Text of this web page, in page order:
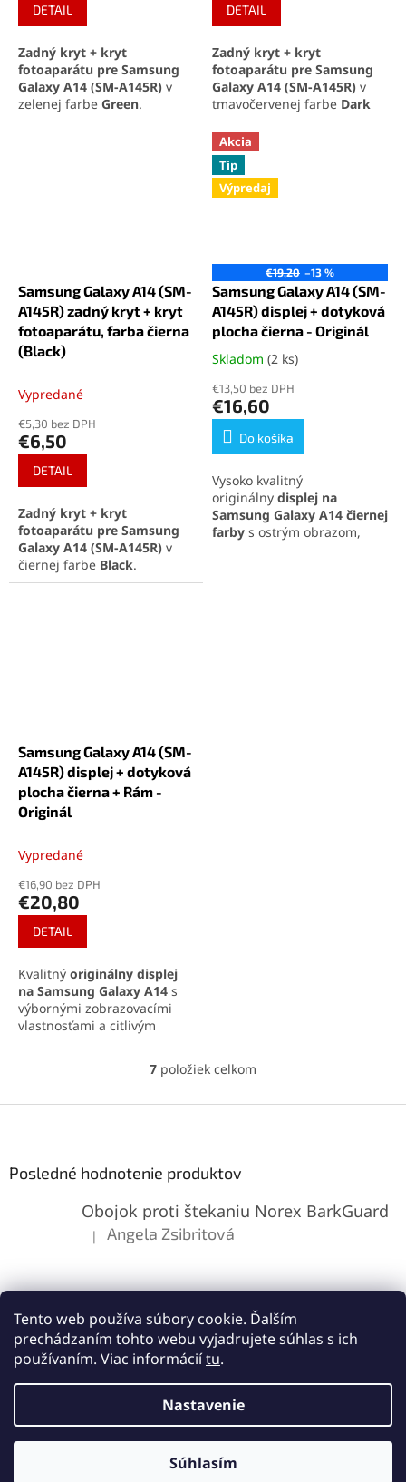
Tento web používa súbory cookie. Ďalším
prechádzaním tohto webu vyjadrujete súhlas s ich
používaním. Viac informáciítu.
Nastavenie
Súhlasím
DETAIL
Zadný kryt + kryt
fotoaparátu pre Samsung
Galaxy A14 (SM-A145R) v
zelenej farbe Green.
Kompletný diel obnoví
DETAIL
Zadný kryt + kryt
fotoaparátu pre Samsung
Galaxy A14 (SM-A145R) v
tmavočervenej farbe Dark
Red. Kompletný diel obnoví
vzhľad telefónu a ochráni
šošovky fotoaparátu.
Perfektná kompatibilita a
jednoduchá montáž.
Samsung Galaxy A14 (SM-
A145R) zadný kryt + kryt
fotoaparátu, farba čierna
(Black)
Vypredané
€5,30 bez DPH
€6,50
DETAIL
Zadný kryt + kryt
fotoaparátu pre Samsung
Galaxy A14 (SM-A145R) v
čiernej farbe Black.
Kompletný diel obnoví
Akcia
Tip
Výpredaj
€19,20 –13 %
Samsung Galaxy A14 (SM-
A145R) displej + dotyková
plocha čierna - Originál
Priemerné
produktu
je
5,0
hviezdičiek.
Skladom (2 ks)
€13,50 bez DPH
€16,60
Do košíka
Vysoko kvalitný
originálny displej na
Samsung Galaxy A14 čiernej
farby s ostrým obrazom,
Samsung Galaxy A14 (SM-
A145R) displej + dotyková
plocha čierna + Rám -
Originál
Vypredané
€16,90 bez DPH
€20,80
DETAIL
Kvalitný originálny displej
na Samsung Galaxy A14 s
výbornými zobrazovacími
vlastnosťami a citlivým
LCD displej, dotykovú plochu O
l
c
e
p
k
v
ý
p
s
u
7 položiek celkom
Posledné hodnotenie produktov
Obojok proti štekaniu Norex BarkGuard
Hodnotenie produktu je 5 z 5 hviezdičiek.
| Angela Zsibritová
Vytvoril Shoptet
Copyright 2026Lemes.sk. Všetky práva vyhradené.Upraviť
nastavenie cookies